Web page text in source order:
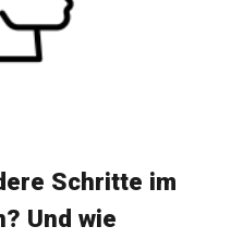
Schritte im
Und wie